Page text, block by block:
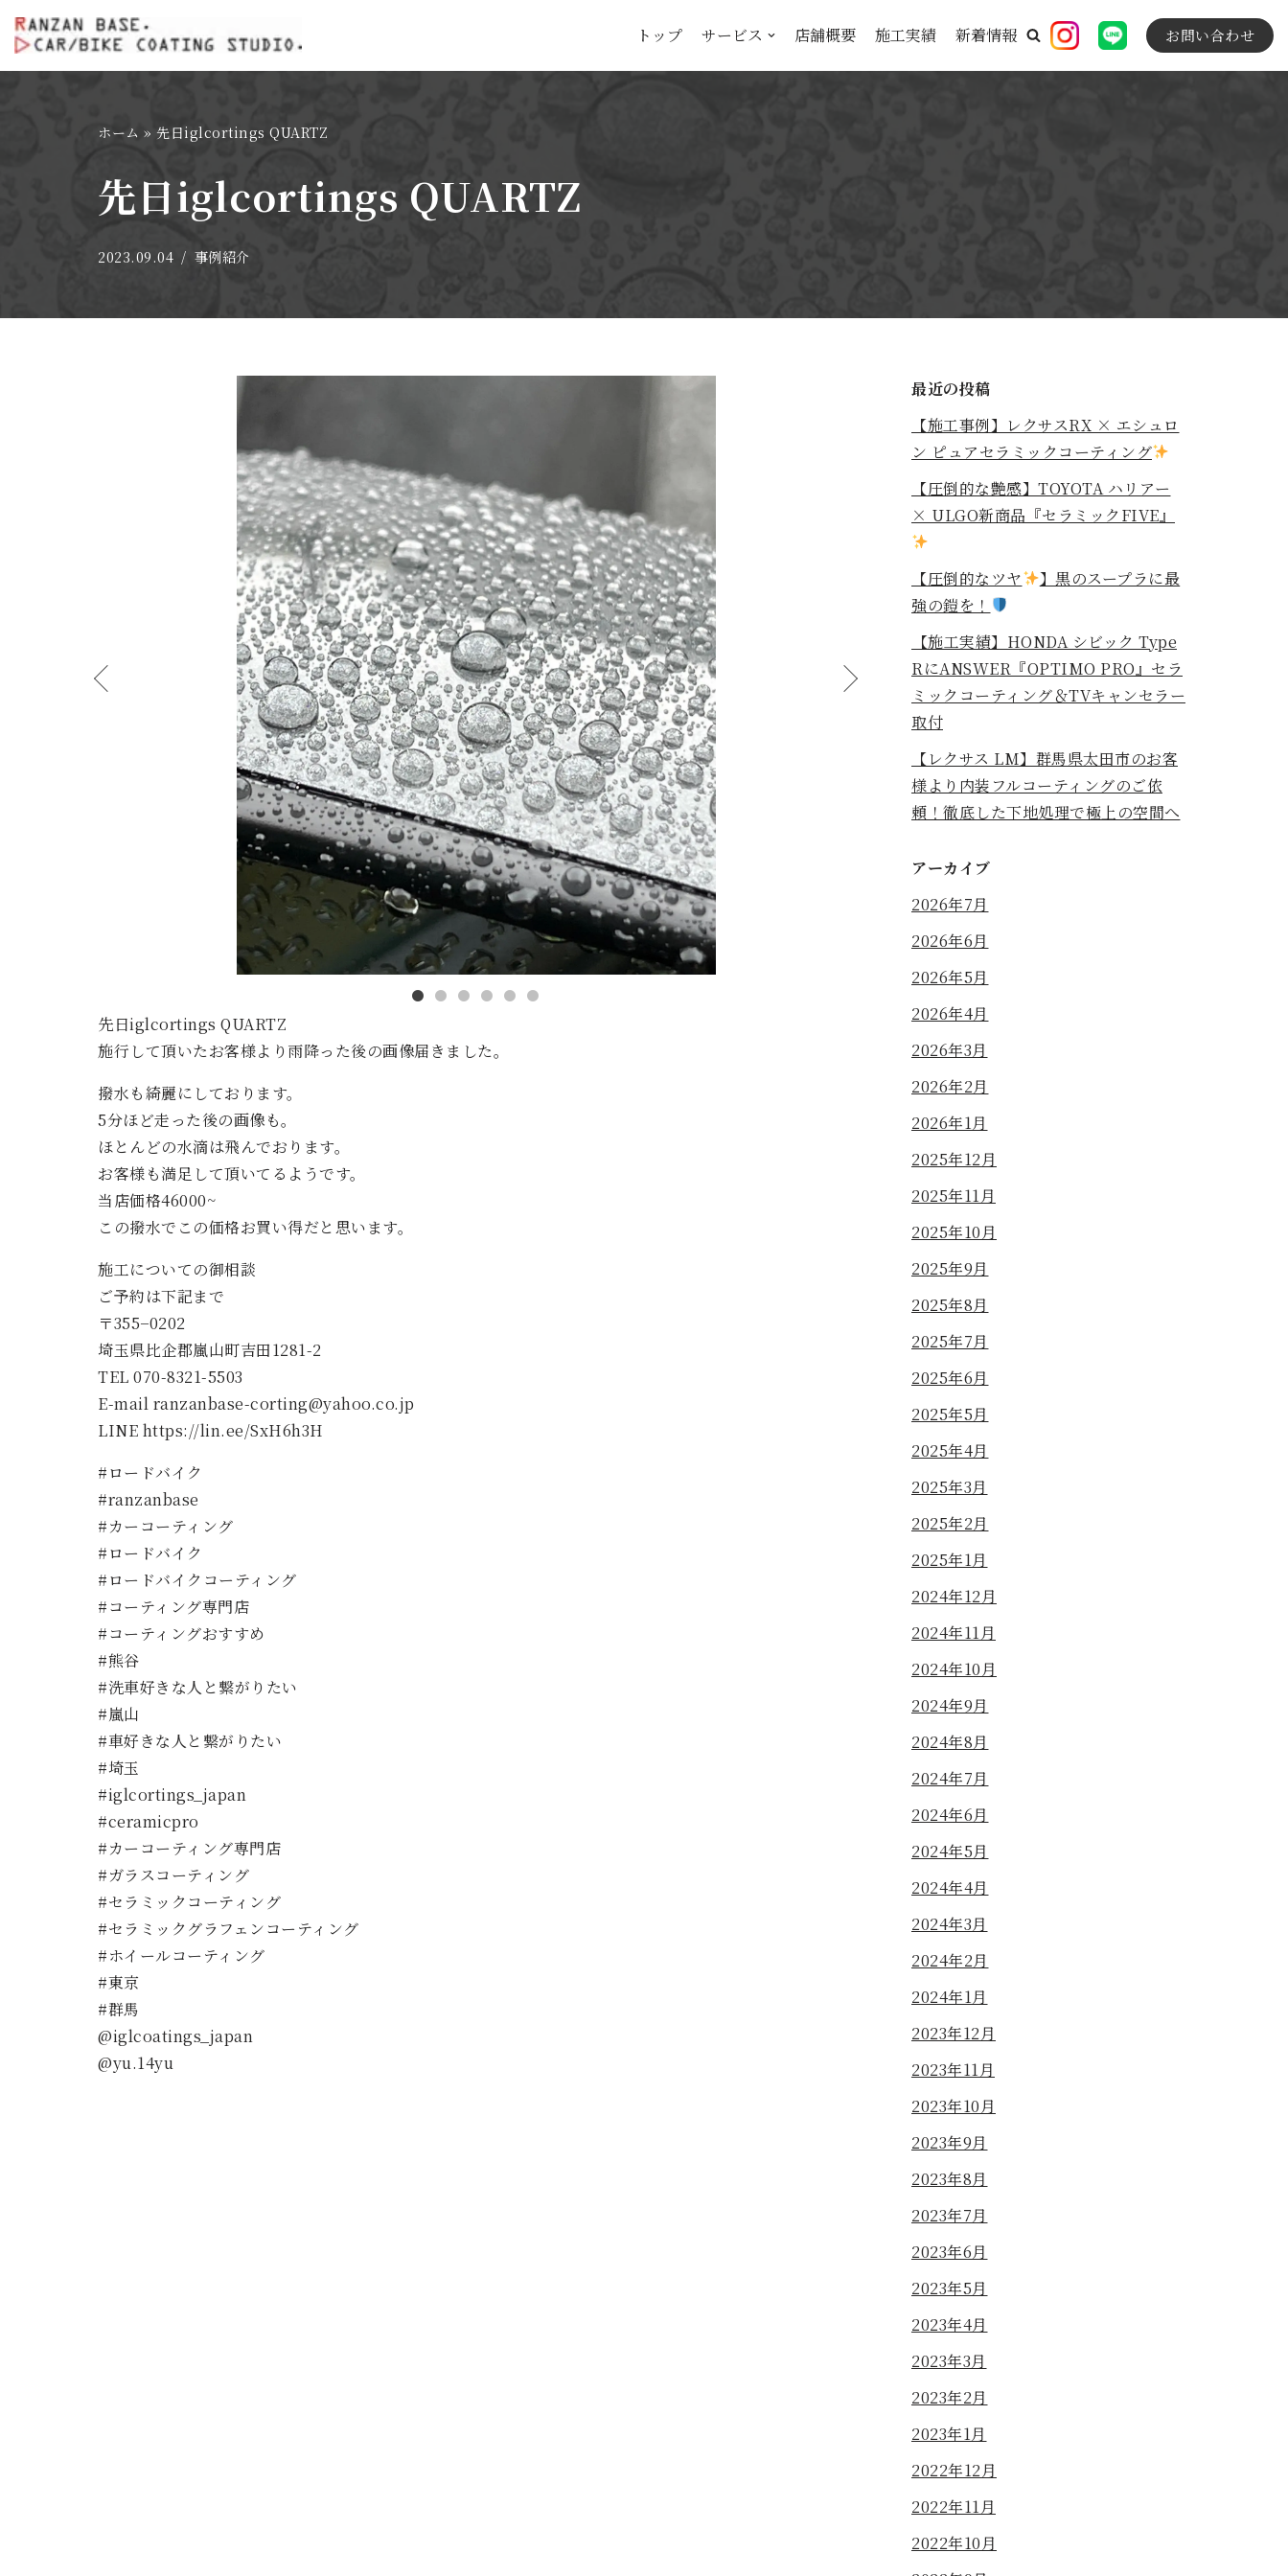
コ
トップ サービス 店舗概要 施工実績 新着情報 お問い合わせ
ホーム » 先日iglcortings QUARTZ
先日iglcortings QUARTZ
2023.09.04 事例紹介
先日iglcortings QUARTZ
施行して頂いたお客様より雨降った後の画像届きました。
撥水も綺麗にしております。
5分ほど走った後の画像も。
ほとんどの水滴は飛んでおります。
お客様も満足して頂いてるようです。
当店価格46000~
この撥水でこの価格お買い得だと思います。
施工についての御相談
ご予約は下記まで
〒355−0202
埼玉県比企郡嵐山町吉田1281-2
TEL 070-8321-5503
E-mail ranzanbase-corting@yahoo.co.jp
LINE https://lin.ee/SxH6h3H
#ロードバイク
#ranzanbase
#カーコーティング
#ロードバイク
#ロードバイクコーティング
#コーティング専門店
#コーティングおすすめ
#熊谷
#洗車好きな人と繋がりたい
#嵐山
#車好きな人と繋がりたい
#埼玉
#iglcortings_japan
#ceramicpro
#カーコーティング専門店
#ガラスコーティング
#セラミックコーティング
#セラミックグラフェンコーティング
#ホイールコーティング
#東京
#群馬
@iglcoatings_japan
@yu.14yu
最近の投稿
【施工事例】レクサスRX × エシュロ
ン ピュアセラミックコーティング
【圧倒的な艶感】TOYOTA ハリアー
× ULGO新商品『セラミックFIVE』
【圧倒的なツヤ
】黒のスープラに最
強の鎧を！
⁡【施工実績】HONDA シビック Type
RにANSWER『OPTIMO PRO』セラ
ミックコーティング＆TVキャンセラー
取付
【レクサス LM】群馬県太田市のお客
様より内装フルコーティングのご依
頼！徹底した下地処理で極上の空間へ
アーカイブ
2026年7月
2026年6月
2026年5月
2026年4月
2026年3月
2026年2月
2026年1月
2025年12月
2025年11月
2025年10月
2025年9月
2025年8月
2025年7月
2025年6月
2025年5月
2025年4月
2025年3月
2025年2月
2025年1月
2024年12月
2024年11月
2024年10月
2024年9月
2024年8月
2024年7月
2024年6月
2024年5月
2024年4月
2024年3月
2024年2月
2024年1月
2023年12月
2023年11月
2023年10月
2023年9月
2023年8月
2023年7月
2023年6月
2023年5月
2023年4月
2023年3月
2023年2月
2023年1月
2022年12月
2022年11月
2022年10月